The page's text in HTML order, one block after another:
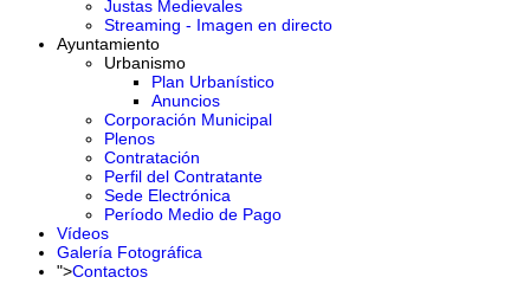
Justas Medievales
Streaming - Imagen en directo
Ayuntamiento
Urbanismo
Plan Urbanístico
Anuncios
Corporación Municipal
Plenos
Contratación
Perfil del Contratante
Sede Electrónica
Período Medio de Pago
Vídeos
Galería Fotográfica
">Contactos